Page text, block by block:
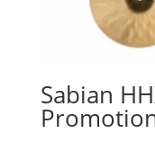
Sabian